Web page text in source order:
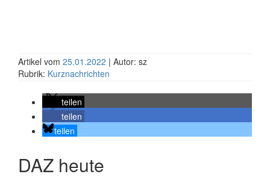
Artikel vom 25.01.2022 | Autor: sz
Rubrik: Kurznachrichten
teilen
teilen
teilen
DAZ heute